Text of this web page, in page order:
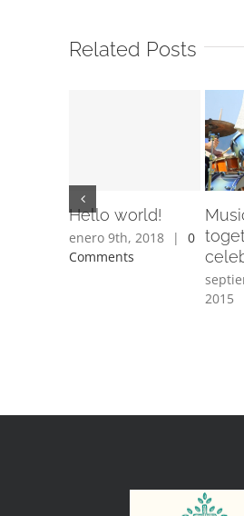
Related Posts
Hello world!
enero 9th, 2018 |
0
Comments
2015